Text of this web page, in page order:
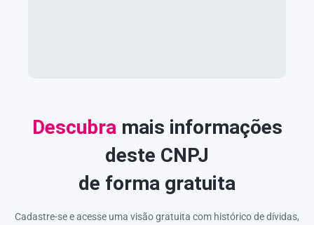
Descubramais informações
deste CNPJ
de forma gratuita
Cadastre-se e acesse uma visão gratuita com histórico de dívidas,